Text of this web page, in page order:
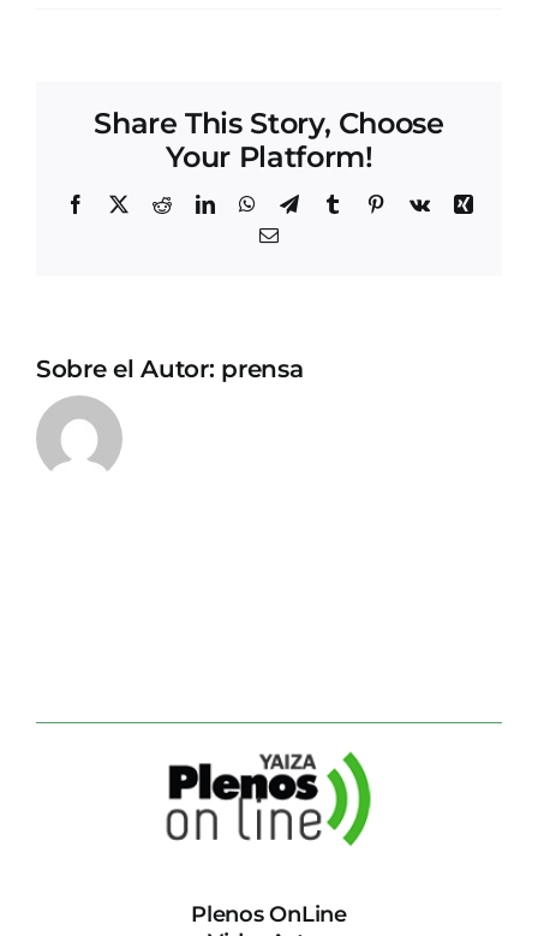
Share This Story, Choose
Your Platform!
Facebook
X RedditLinkedInWhatsApp
TelegramTumblrPinterest
Vk
Xing
Correo
Sobre el Autor: prensa
Plenos OnLine